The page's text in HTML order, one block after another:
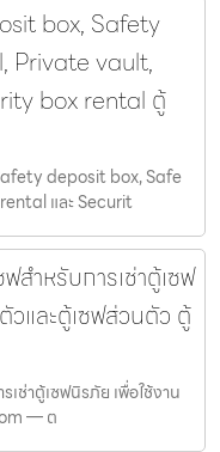
box, Safety
Private vault,
box rental ตู้
deposit box, Safe
และ Securit
ำหรับการเช่าตู้เซฟ
วและตู้เซฟส่วนตัว ตู้
ช่าตู้เซฟนิรภัย เพื่อใช้งาน
— ต